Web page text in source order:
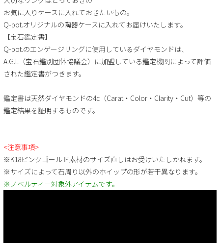
お気に入りケースに入れておきたいもの。
Q-pot.オリジナルの陶器ケースに入れてお届けいたします。
【宝石鑑定書】
Q-pot.のエンゲージリングに使用しているダイヤモンドは、
A.G.L（宝石鑑別団体協議会）に加盟している鑑定機関によって評価
された鑑定書がつきます。
鑑定書は天然ダイヤモンドの4c（Carat・Color・Clarity・Cut）等の
鑑定結果を証明するものです。
<注意事項>
※K18ピンクゴールド素材のサイズ直しはお受けいたしかねます。
※サイズによって石周り以外のホイップの形が若干異なります。
※ノベルティー対象外アイテムです。